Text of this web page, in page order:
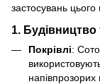
застосувань цього
1. Будівництво
Покрівлі:
напівпрозорих